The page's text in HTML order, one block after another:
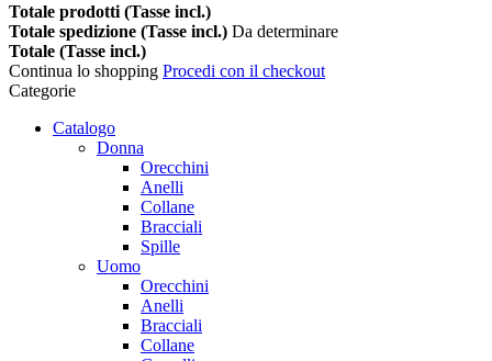
Totale prodotti (Tasse incl.)
Totale spedizione (Tasse incl.) Da determinare
Totale (Tasse incl.)
Continua lo shopping Procedi con il checkout
Categorie
Catalogo
Donna
Orecchini
Anelli
Collane
Bracciali
Spille
Uomo
Orecchini
Anelli
Bracciali
Collane